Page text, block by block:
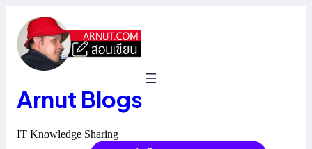
content
Arnut Blogs
IT Knowledge Sharing